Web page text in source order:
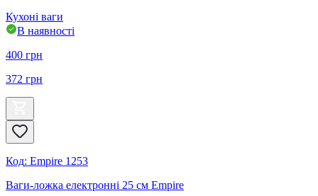
Кухоні ваги
В наявності
400 грн
372 грн
Код: Empire 1253
Ваги-ложка електронні 25 см Empire